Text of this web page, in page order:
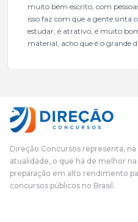
muito bem escrito, com
isso faz com que a gente sinta
estudar, é atrativo, é muito
material, acho que é o grande
mais excelentes cargos da
fundamental na minha derrota
pudesse enxergar o que eu
das aulas vocês(Direção
o aluno, além de ter que
fazendo um cronograma, num
complicado, é uma avalanche
terem feito isso é muito
Direção Concursos representa, na
atualidade, o que há de melhor na
preparação em alto rendimento
concursos públicos no Brasil.